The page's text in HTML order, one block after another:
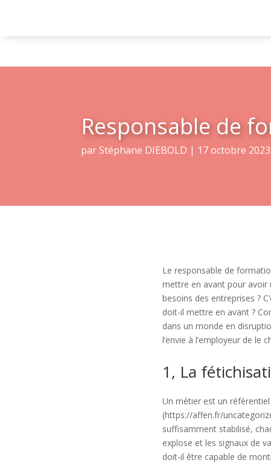
Responsable de
parStéphane DIEBOLD | 17 octobre 2023
Le responsable de
mettre en avant pour avoir
besoins des entreprises ?
doit-il mettre en avant ?
dans un monde en
l’envie à l’employeur de le
1, La
Un métier est un
(https://affen.fr/
suffisamment stabilisé,
explose et les signaux de
doit-il être capable de